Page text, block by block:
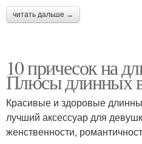
читать дальше →
10 причесок на
Плюсы длинных
Красивые и здоровые
лучший аксессуар для
женственности,